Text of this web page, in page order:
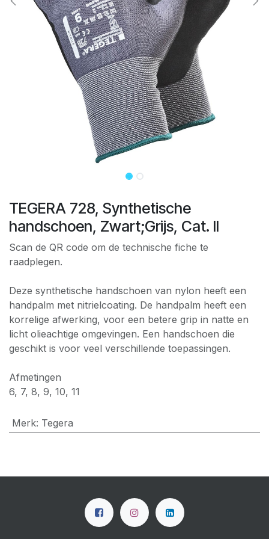
TEGERA 728, Synthetische
handschoen, Zwart;Grijs, Cat. II
Scan de QR code om de technische fiche te
raadplegen.
Deze synthetische handschoen van nylon heeft een
handpalm met nitrielcoating. De handpalm heeft een
korrelige afwerking, voor een betere grip in natte en
licht olieachtige omgevingen. Een handschoen die
geschikt is voor veel verschillende toepassingen.
Afmetingen
6, 7, 8, 9, 10, 11
Merk: Tegera